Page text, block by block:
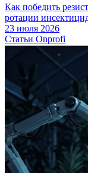
Как победить
ротации
23 июля 2026
Статьи Onprofi